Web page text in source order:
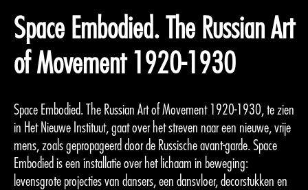
Space Embodied. The Russian Art
of Movement 1920-1930
Space Embodied. The Russian Art of Movement 1920-1930, te zien
in Het Nieuwe Instituut, gaat over het streven naar een nieuwe, vrije
mens, zoals gepropageerd door de Russische avant-garde. Space
Embodied is een installatie over het lichaam in beweging:
levensgrote projecties van dansers, een dansvloer, decorstukken en